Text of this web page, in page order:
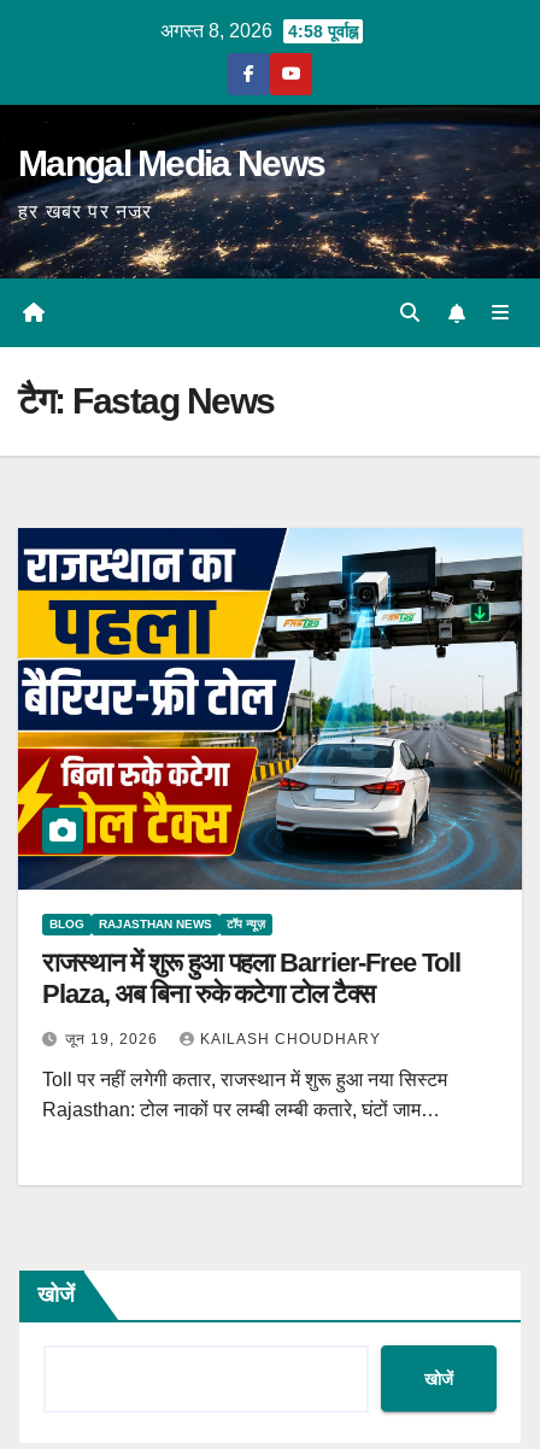
अगस्त 8, 2026 4:58 पूर्वाह्न
Mangal Media News
हर खबर पर नजर
टैग: Fastag News
BLOG RAJASTHAN NEWS टॉप न्यूज़
राजस्थान में शुरू हुआ पहला Barrier-Free Toll
Plaza, अब बिना रुके कटेगा टोल टैक्स
जून 19, 2026 KAILASH CHOUDHARY
Toll पर नहीं लगेगी कतार, राजस्थान में शुरू हुआ नया सिस्टम
Rajasthan: टोल नाकों पर लम्बी लम्बी कतारे, घंटों जाम…
खोजें
खोजें